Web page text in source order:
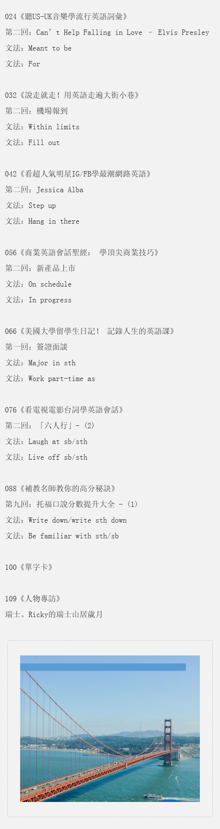
024《聽US-UK音樂學流行英語詞彙》
第二回：Can’t Help Falling in Love – Elvis Presley
文法：Meant to be
文法：For
032《說走就走！用英語走遍大街小巷》
第二回：機場報到
文法：Within limits
文法：Fill out
042《看超人氣明星IG/FB學最潮網路英語》
第二回：Jessica Alba
文法：Step up
文法：Hang in there
056《商業英語會話聖經： 學頂尖商業技巧》
第二回：新產品上市
文法：On schedule
文法：In progress
066《美國大學留學生日記！ 記錄人生的英語課》
第一回：簽證面談
文法：Major in sth
文法：Work part-time as
076《看電視電影台詞學英語會話》
第二回：「六人行」- (2)
文法：Laugh at sb/sth
文法：Live off sb/sth
088《補教名師教你的高分秘訣》
第九回：托福口說分數提升大全 - (1)
文法：Write down/write sth down
文法：Be familiar with sth/sb
100《單字卡》
109《人物專訪》
瑞士。Ricky的瑞士山居歲月